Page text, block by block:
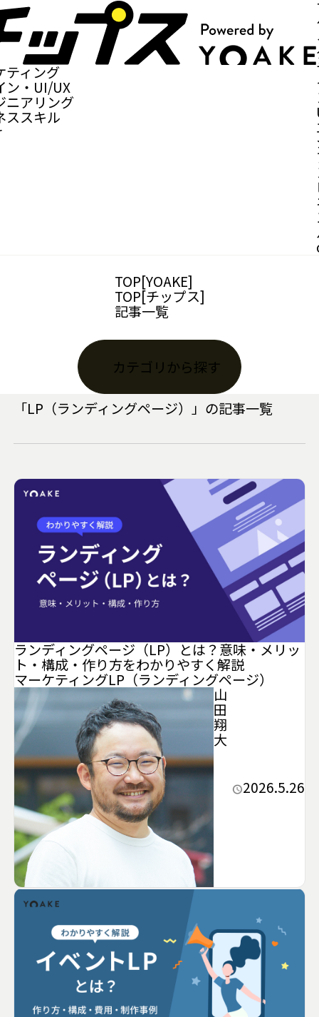
ティング
ン・UI/UX
ニアリング
ススキル
TOP[YOAKE]
TOP[チップス]
記事一覧
カテゴリから探す
「LP（ランディングページ）」の記事一覧
ランディングページ（LP）とは？意味・メリッ
ト・構成・作り方をわかりやすく解説
マーケティングLP（ランディングページ）
山
田
翔
大
2026.5.26